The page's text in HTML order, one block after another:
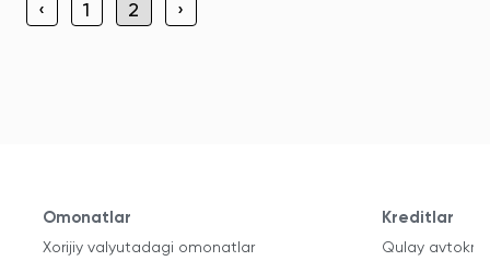
‹ 1 2 ›
Omonatlar
Xorijiy valyutadagi omonatlar
Kreditlar
Qulay